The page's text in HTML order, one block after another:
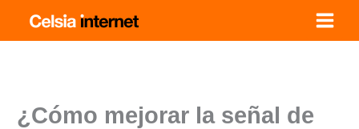
contenido
¿Cómo mejorar la señal de